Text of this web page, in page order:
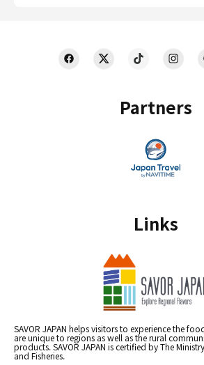
Partners
Links
SAVOR JAPAN helps visitors to experience the
are unique to regions as well as the rural
products. SAVOR JAPAN is certified by The
and Fisheries.